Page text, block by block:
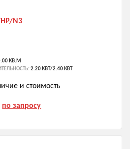
N3
КВ.М
2.20 КВТ/2.40 КВТ
и стоимость
по запросу